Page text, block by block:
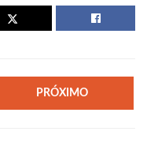
PRÓXIMO